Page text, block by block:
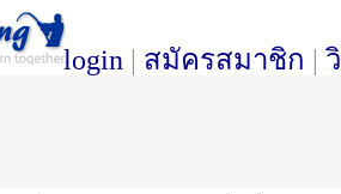
login | สมัครสมาชิก |